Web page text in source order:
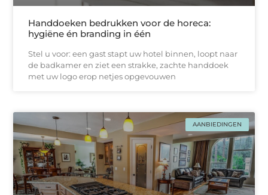
Handdoeken bedrukken voor de horeca:
hygiëne én branding in één
Stel u voor: een gast stapt uw hotel binnen, loopt naar
de badkamer en ziet een strakke, zachtе handdoek
met uw logo erop netjes opgevouwen
AANBIEDINGEN